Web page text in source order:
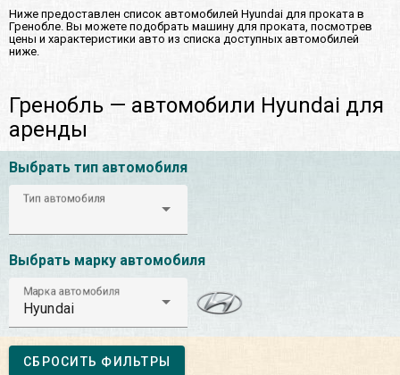
Ниже предоставлен список автомобилей Hyundai для проката в
Гренобле. Вы можете подобрать машину для проката, посмотрев
цены и характеристики авто из списка доступных автомобилей
ниже.
Гренобль — автомобили Hyundai для
аренды
Выбрать тип автомобиля
Тип автомобиля
Выбрать марку автомобиля
Марка автомобиля
Hyundai
СБРОСИТЬ ФИЛЬТРЫ